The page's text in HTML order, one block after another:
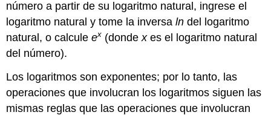
número a partir de su logaritmo natural, ingrese el
logaritmo natural y tome la inversalndel logaritmo
natural, o calcule ex (dondexes el logaritmo natural
del número).
Los logaritmos son exponentes; por lo tanto, las
operaciones que involucran los logaritmos siguen las
mismas reglas que las operaciones que involucran